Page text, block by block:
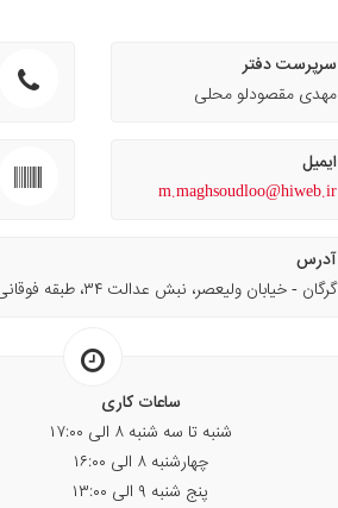
سرپرست دفتر
مهدی مقصودلو محلی
ایمیل
m.maghsoudloo@hiweb.ir
آدرس
گرگان - خیابان ولیعصر، نبش عدالت ۳۴، طبقه فوقانی شیرینی سرای کندو
ساعات کاری
شنبه تا سه شنبه ۸ الی ۱۷:۰۰
چهارشنبه ۸ الی ۱۶:۰۰
پنج شنبه ۹ الی ۱۳:۰۰